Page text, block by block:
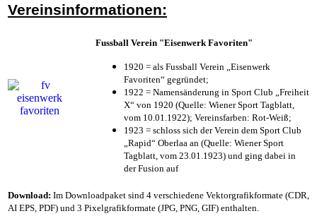
Vereinsinformationen:
Fussball Verein "Eisenwerk Favoriten"
1920 = als Fussball Verein „Eisenwerk
Favoriten“ gegründet;
1922 = Namensänderung in Sport Club „Freiheit
X“ von 1920 (Quelle: Wiener Sport Tagblatt,
vom 10.01.1922); Vereinsfarben: Rot-Weiß;
1923 = schloss sich der Verein dem Sport Club
„Rapid“ Oberlaa an (Quelle: Wiener Sport
Tagblatt, vom 23.01.1923) und ging dabei in
der Fusion auf
Download: Im Downloadpaket sind 4 verschiedene Vektorgrafikformate (CDR,
AI EPS, PDF) und 3 Pixelgrafikformate (JPG, PNG, GIF) enthalten.